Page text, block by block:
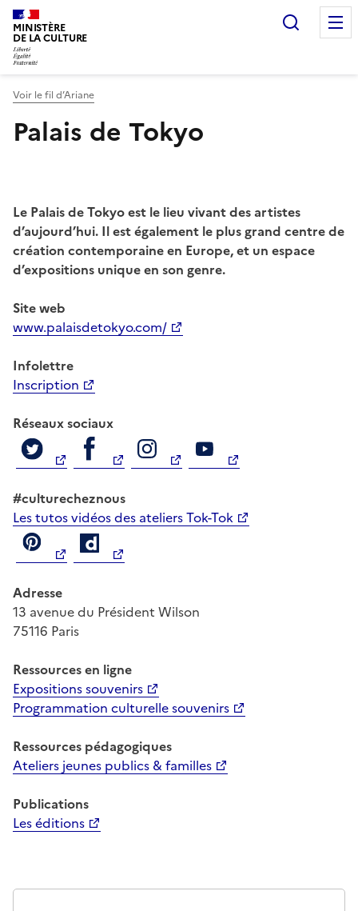
MINISTÈRE
DE LA CULTURE
Voir le fil d’Ariane
Palais de Tokyo
Le Palais de Tokyo est le lieu vivant des artistes
d’aujourd’hui. Il est également le plus grand centre de
création contemporaine en Europe, et un espace
d’expositions unique en son genre.
Site web
www.palaisdetokyo.com/
Infolettre
Inscription
Réseaux sociaux
#culturecheznous
Les tutos vidéos des ateliers Tok-Tok
Adresse
13 avenue du Président Wilson
75116 Paris
Ressourcesen ligne
Expositions souvenirs
Programmation culturelle souvenirs
Ressources pédagogiques
Ateliers jeunes publics & familles
Publications
Les éditions